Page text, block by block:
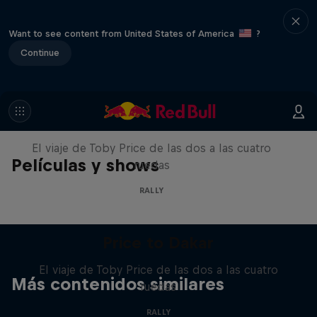
Want to see content from United States of America
?
Continue
Películas y shows
Price to Dakar
El viaje de Toby Price de las dos a las cuatro
ruedas
RALLY
Más contenidos similares
El viaje de Toby Price de las dos a las cuatro
ruedas
RALLY